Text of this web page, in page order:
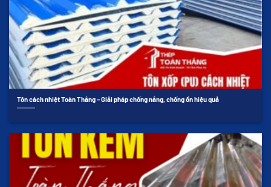
Tôn cách nhiệt Toàn Thắng – Giải pháp chống nắng, chống ồn hiệu quả